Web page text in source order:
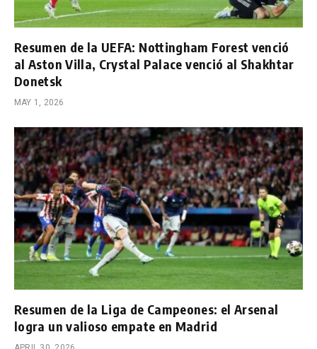
Resumen de la UEFA: Nottingham Forest venció
al Aston Villa, Crystal Palace venció al Shakhtar
Donetsk
MAY 1, 2026
Resumen de la Liga de Campeones: el Arsenal
logra un valioso empate en Madrid